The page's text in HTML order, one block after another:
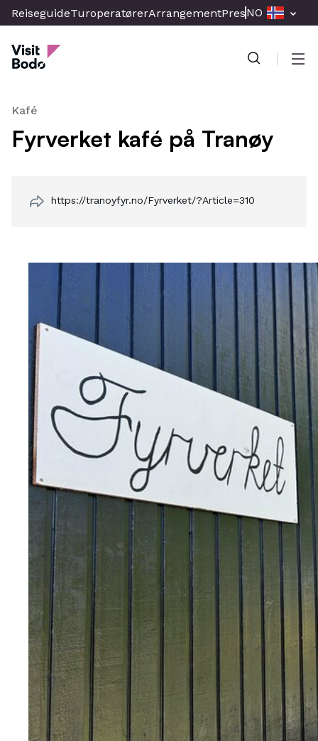
Skip
to
main
content
ReiseguideTuroperatørerArrangementPresse & Media
NO
Visit Bodo
Kafé
Fyrverket kafé på Tranøy
https://tranoyfyr.no/Fyrverket/?Article=310